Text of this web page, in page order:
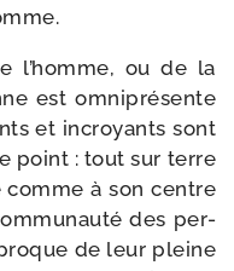
l’homme, ou de la
est omni­pré­sente
et incroyants sont
point : tout sur terre
comme à son centre
des per­
de leur pleine